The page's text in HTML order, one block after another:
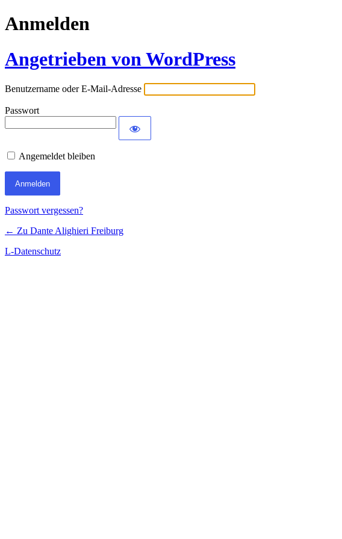
Anmelden
Angetrieben von WordPress
Benutzername oder E-Mail-Adresse
Passwort
Angemeldet bleiben
Passwort vergessen?
← Zu Dante Alighieri Freiburg
L-Datenschutz